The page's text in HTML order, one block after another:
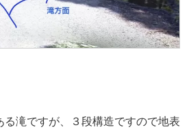
る滝ですが、３段構造ですので地表